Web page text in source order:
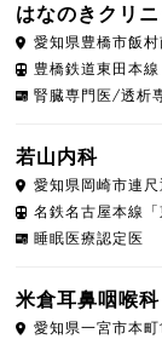
はなのきクリニ
愛知県豊橋市飯
豊橋鉄道東田本
腎臓専門医/透析
若山内科
愛知県岡崎市連
名鉄名古屋本線
睡眠医療認定医
米倉耳鼻咽喉科
愛知県一宮市本町